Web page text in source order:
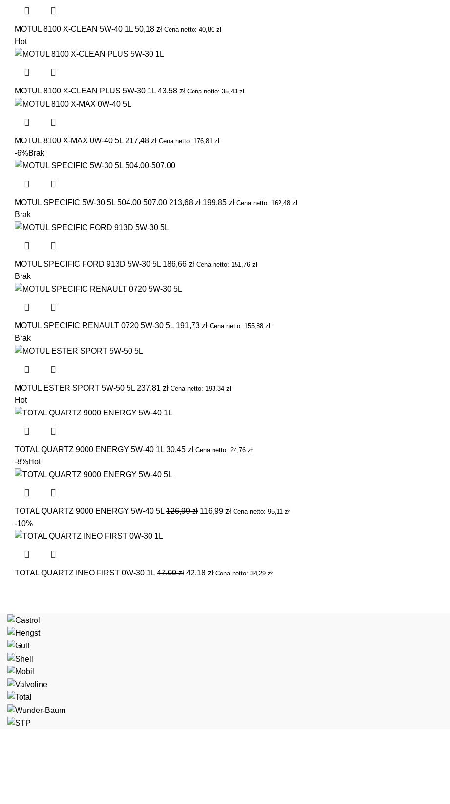
MOTUL 8100 X-CLEAN 5W-40 1L 50,18 zł Cena netto: 40,80 zł
Hot
MOTUL 8100 X-CLEAN PLUS 5W-30 1L 43,58 zł Cena netto: 35,43 zł
MOTUL 8100 X-MAX 0W-40 5L 217,48 zł Cena netto: 176,81 zł
-6%Brak
MOTUL SPECIFIC 5W-30 5L 504.00 507.00 213,68zł 199,85 zł Cena netto: 162,48 zł
Brak
MOTUL SPECIFIC FORD 913D 5W-30 5L 186,66 zł Cena netto: 151,76 zł
Brak
MOTUL SPECIFIC RENAULT 0720 5W-30 5L 191,73 zł Cena netto: 155,88 zł
Brak
MOTUL ESTER SPORT 5W-50 5L 237,81 zł Cena netto: 193,34 zł
Hot
TOTAL QUARTZ 9000 ENERGY 5W-40 1L 30,45 zł Cena netto: 24,76 zł
-8%Hot
TOTAL QUARTZ 9000 ENERGY 5W-40 5L 126,99zł 116,99 zł Cena netto: 95,11 zł
-10%
TOTAL QUARTZ INEO FIRST 0W-30 1L 47,00zł 42,18 zł Cena netto: 34,29 zł